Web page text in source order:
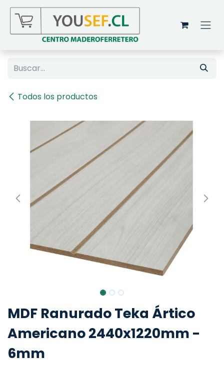
Ir al contenido
Todos los productos
MDF Ranurado Teka Ártico
Americano 2440x1220mm -
6mm